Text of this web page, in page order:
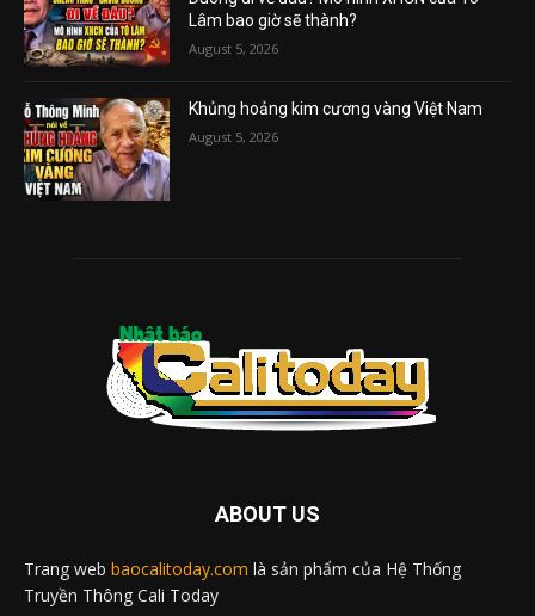
Lâm bao giờ sẽ thành?
August 5, 2026
Khủng hoảng kim cương vàng Việt Nam
August 5, 2026
ABOUT US
Trang web baocalitoday.com là sản phẩm của Hệ Thống
Truyền Thông Cali Today